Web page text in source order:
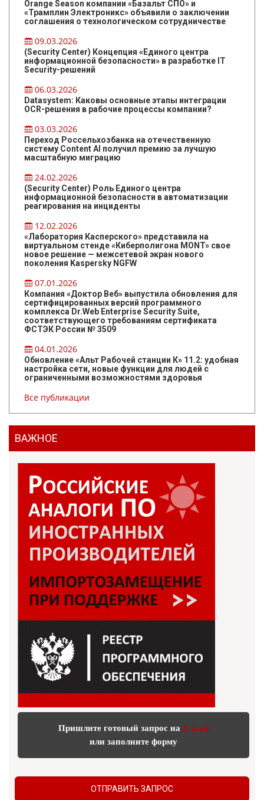
Orange Season компании «Базальт СПО» и
«Трамплин Электроникс» объявили о заключении
соглашения о технологическом сотрудничестве
09.03.2026
(Security Center) Концепция «Единого центра
информационной безопасности» в разработке IT
Security-решений
06.03.2026
Datasystem: Каковы основные этапы интеграции
OCR-решения в рабочие процессы компании?
03.03.2026
Переход Россельхозбанка на отечественную
систему Content AI получил премию за лучшую
масштабную миграцию
24.02.2026
(Security Center) Роль Единого центра
информационной безопасности в автоматизации
реагирования на инциденты
12.02.2026
«Лаборатория Касперского» представила на
виртуальном стенде «Киберполигона MONT» свое
новое решение — межсетевой экран нового
поколения Kaspersky NGFW
07.01.2026
Компания «Доктор Веб» выпустила обновления для
сертифицированных версий программного
комплекса Dr.Web Enterprise Security Suite,
соответствующего требованиям сертификата
ФСТЭК России № 3509
04.01.2026
Обновление «Альт Рабочей станции К» 11.2: удобная
настройка сети, новые функции для людей с
ограниченными возможностями здоровья
Все публикации
ВАЖНОЕ
Пришлите готовый запрос на E-mail
или заполните форму
ОТПРАВИТЬ ЗАПРОС